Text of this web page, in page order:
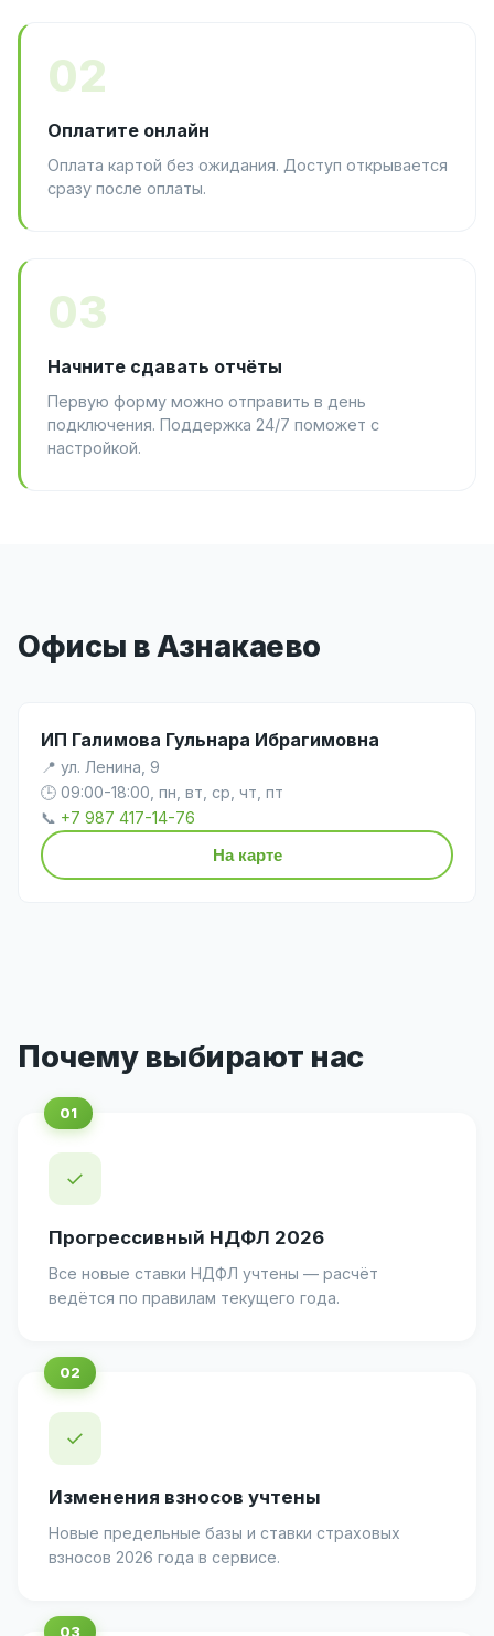
02
Оплатите онлайн
Оплата картой без ожидания. Доступ открывается
сразу после оплаты.
03
Начните сдавать отчёты
Первую форму можно отправить в день
подключения. Поддержка 24/7 поможет с
настройкой.
Офисы в Азнакаево
ИП Галимова Гульнара Ибрагимовна
📍 ул. Ленина, 9
🕒 09:00-18:00, пн, вт, ср, чт, пт
📞 +7 987 417-14-76
На карте
Почему выбирают нас
✓
Прогрессивный НДФЛ 2026
Все новые ставки НДФЛ учтены — расчёт
ведётся по правилам текущего года.
✓
Изменения взносов учтены
Новые предельные базы и ставки страховых
взносов 2026 года в сервисе.